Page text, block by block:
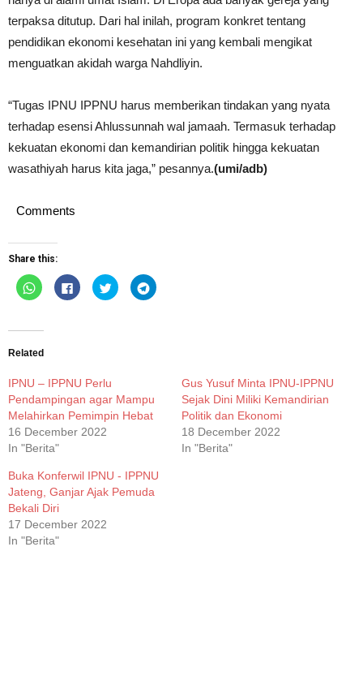
terpaksa ditutup. Dari hal inilah, program konkret tentang
pendidikan ekonomi kesehatan ini yang kembali mengikat
menguatkan akidah warga Nahdliyin.
“Tugas IPNU IPPNU harus memberikan tindakan yang nyata
terhadap esensi Ahlussunnah wal jamaah. Termasuk terhadap
kekuatan ekonomi dan kemandirian politik hingga kekuatan
wasathiyah harus kita jaga,” pesannya.(umi/adb)
Comments
Share this:
Click
to
share
(Opens
new
Click
to
share
Click
to
share
Click
to
Related
IPNU – IPPNU Perlu
Pendampingan agar Mampu
Melahirkan Pemimpin Hebat
16 December 2022
In "Berita"
Gus Yusuf Minta IPNU-IPPNU
Sejak Dini Miliki Kemandirian
Politik dan Ekonomi
18 December 2022
In "Berita"
Buka Konferwil IPNU - IPPNU
Jateng, Ganjar Ajak Pemuda
Bekali Diri
17 December 2022
In "Berita"